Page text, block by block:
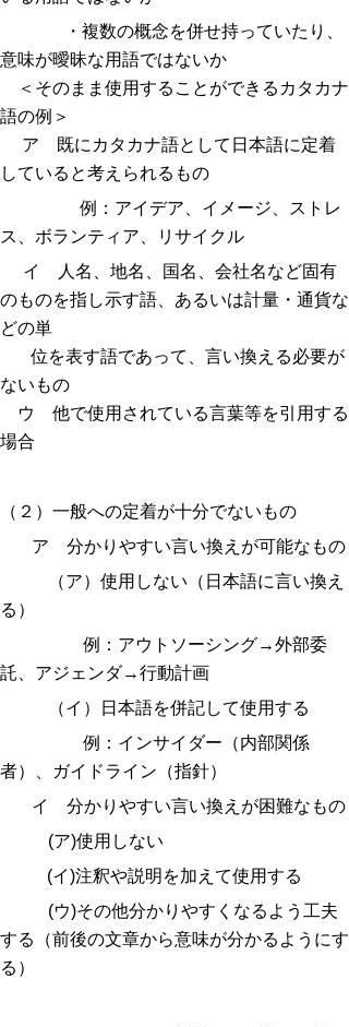
・複数の概念を併せ持っていたり、
意味が曖昧な用語ではないか
＜そのまま使用することができるカタカナ
語の例＞
ア 既にカタカナ語として日本語に定着
していると考えられるもの
例：アイデア、イメージ、ストレ
ス、ボランティア、リサイクル
人名、地名、国名、会社名など固有
のものを指し示す語、あるいは計量・通貨な
どの単
位を表す語であって、言い換える必要が
ないもの
ウ 他で使用されている言葉等を引用する
場合
（２）一般への定着が十分でないもの
ア 分かりやすい言い換えが可能なもの
（ア）使用しない（日本語に言い換え
る）
例：アウトソーシング→外部委
託、アジェンダ→行動計画
（イ）日本語を併記して使用する
例：インサイダー（内部関係
者）、ガイドライン（指針）
イ 分かりやすい言い換えが困難なもの
(ア)使用しない
)注釈や説明を加えて使用する
(ウ)その他分かりやすくなるよう工夫
する（前後の文章から意味が分かるようにす
る）